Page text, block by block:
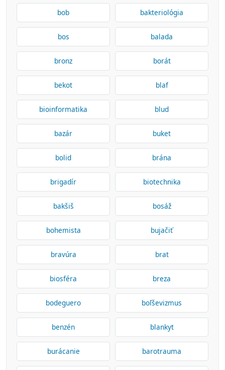
bob bakteriológia
bos balada
bronz borát
bekot blaf
bioinformatika blud
bazár buket
bolid brána
brigadír biotechnika
bakšiš bosáž
bohemista bujačiť
bravúra brat
biosféra breza
bodeguero boľševizmus
benzén blankyt
burácanie barotrauma